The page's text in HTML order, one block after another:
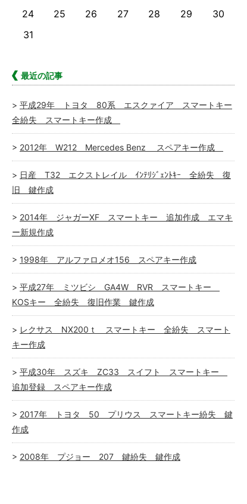
24
25 26 27 28 29
30
31
最近の記事
平成29年 トヨタ 80系 エスクァイア スマートキー
全紛失 スマートキー作成
2012年 W212 Mercedes Benz スペアキー作成
日産 T32 エクストレイル ｲﾝﾃﾘｼﾞｪﾝﾄｷｰ 全紛失 復
旧 鍵作成
2014年 ジャガーXF スマートキー 追加作成 エマキ
ー新規作成
1998年 アルファロメオ156 スペアキー作成
平成27年 ミツビシ GA4W RVR スマートキー
KOSキー 全紛失 復旧作業 鍵作成
レクサス NX200ｔ スマートキー 全紛失 スマート
キー作成
平成30年 スズキ ZC33 スイフト スマートキー
追加登録 スペアキー作成
2017年 トヨタ 50 プリウス スマートキー紛失 鍵
作成
2008年 プジョー 207 鍵紛失 鍵作成